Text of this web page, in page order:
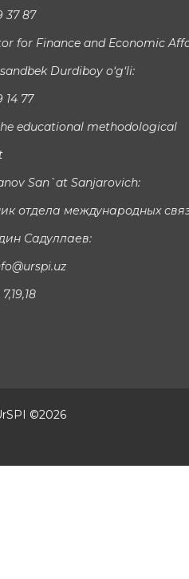
37 87
for Finance and Economic
Durdiboy o‘g‘li:
14 77
educational methodological
San`at Sanjarovich:
отдела международных
Садуллаев:
©2026